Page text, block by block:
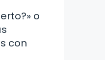
o
con